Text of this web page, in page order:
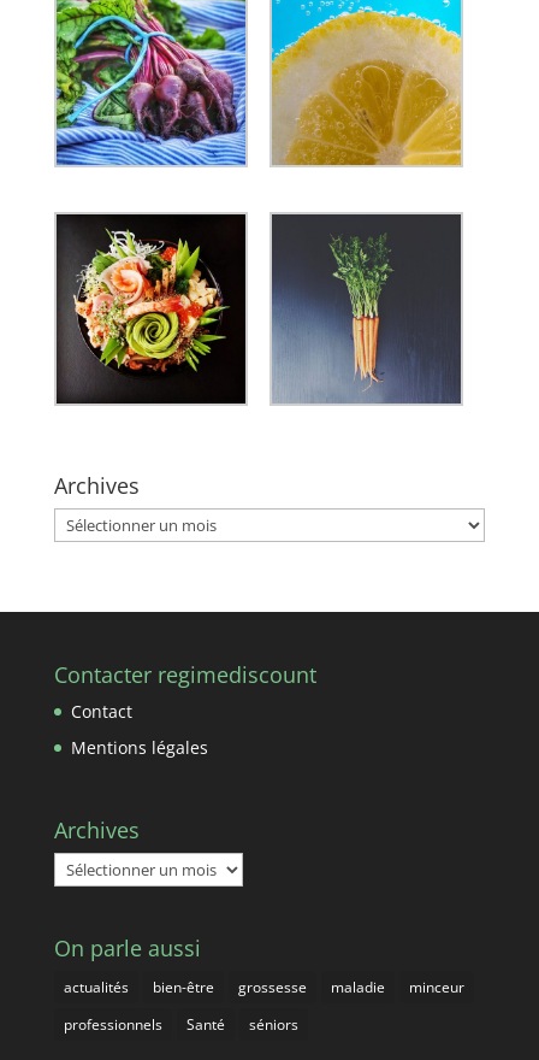
Archives
Archives
Contacter regimediscount
Contact
Mentions légales
Archives
Archives
On parle aussi
actualités bien-être grossesse maladie
minceur
professionnels
Santé séniors